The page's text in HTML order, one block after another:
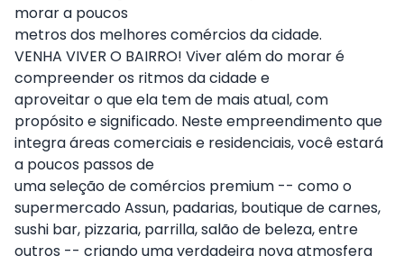
morar a poucos
metros dos melhores comércios da cidade.
VENHA VIVER O BAIRRO! Viver além do morar é
compreender os ritmos da cidade e
aproveitar o que ela tem de mais atual, com
propósito e significado. Neste empreendimento que
integra áreas comerciais e residenciais, você estará
a poucos passos de
uma seleção de comércios premium -- como o
supermercado Assun, padarias, boutique de carnes,
sushi bar, pizzaria, parrilla, salão de beleza, entre
outros -- criando uma verdadeira nova atmosfera